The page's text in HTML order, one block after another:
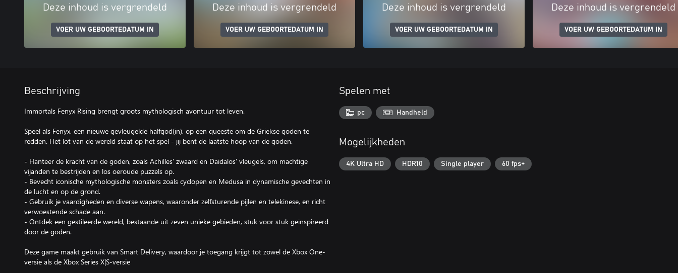
Deze inhoud is vergrendeld
VOER UW GEBOORTEDATUM IN
Deze inhoud is vergrendeld
VOER UW GEBOORTEDATUM IN
Deze inhoud is vergrendeld
VOER UW GEBOORTEDATUM IN
Deze inhoud is vergrendeld
VOER UW GEBOORTEDATUM IN
Beschrijving
Immortals Fenyx Rising brengt groots mythologisch avontuur tot leven.
Speel als Fenyx, een nieuwe gevleugelde halfgod(in), op een queeste om de Griekse goden te
redden. Het lot van de wereld staat op het spel - jij bent de laatste hoop van de goden.
- Hanteer de kracht van de goden, zoals Achilles' zwaard en Daidalos' vleugels, om machtige
vijanden te bestrijden en los oeroude puzzels op.
- Bevecht iconische mythologische monsters zoals cyclopen en Medusa in dynamische gevechten in
de lucht en op de grond.
- Gebruik je vaardigheden en diverse wapens, waaronder zelfsturende pijlen en telekinese, en richt
verwoestende schade aan.
- Ontdek een gestileerde wereld, bestaande uit zeven unieke gebieden, stuk voor stuk geïnspireerd
door de goden.
Deze game maakt gebruik van Smart Delivery, waardoor je toegang krijgt tot zowel de Xbox One-
versie als de Xbox Series X|S-versie
Spelen met
pc Handheld
Mogelijkheden
4K Ultra HD HDR10 Single player 60 fps+